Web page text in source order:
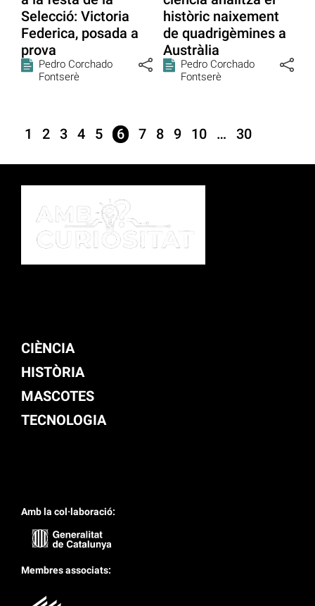
Selecció: Victoria
Federica, posada a
prova
Pedro Corchado
Fontserè
històric naixement
de quadrigèmines a
Austràlia
Pedro Corchado
Fontserè
1 2 3 4 5 6 7 8 9 10 … 30
CIÈNCIA
HISTÒRIA
MASCOTES
TECNOLOGIA
Amb la col·laboració:
Membres associats: